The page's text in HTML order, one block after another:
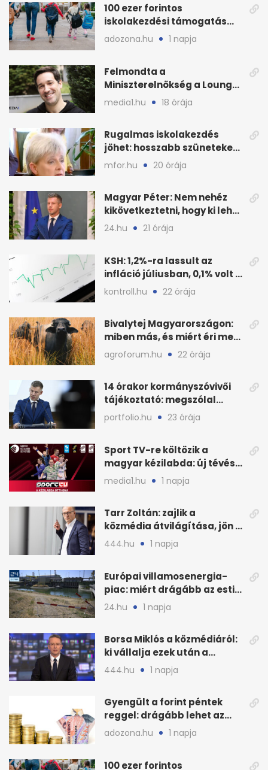
100 ezer forintos
iskolakezdési támogatás
2026 őszén: adózás,
munkáltatói plusz
adozona.hu 1 napja
Felmondta a
Miniszterelnökség a Lounge
Event keretszerződését
media1.hu 18 órája
Rugalmas iskolakezdés
jöhet: hosszabb szüneteket
javasolnak szeptembertől
mfor.hu 20 órája
Magyar Péter: Nem nehéz
kikövetkeztetni, hogy ki lehet
a három jelölt
24.hu 21 órája
KSH: 1,2%-ra lassult az
infláció júliusban, 0,1% volt a
havi áresés
kontroll.hu 22 órája
Bivalytej Magyarországon:
miben más, és miért éri meg
feldolgozni?
agroforum.hu 22 órája
14 órakor kormányszóvivői
tájékoztató: megszólal
Magyar Péter is
portfolio.hu 23 órája
Sport TV-re költözik a
magyar kézilabda: új tévés
megállapodás
media1.hu 1 napja
Tarr Zoltán: zajlik a
közmédia átvilágítása, jön a
nyilvános véleményezés
444.hu 1 napja
Európai villamosenergia-
piac: miért drágább az esti
áram Magyarországon
24.hu 1 napja
Borsa Miklós a közmédiáról:
ki vállalja ezek után a
munkát?
444.hu 1 napja
Gyengült a forint péntek
reggel: drágább lehet az
euró és a dollár
adozona.hu 1 napja
100 ezer forintos